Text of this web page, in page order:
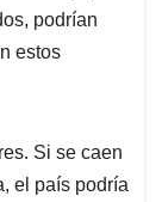
podrían
estos
Si se caen
el país podría